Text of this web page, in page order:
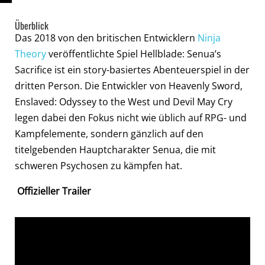
Überblick
Das 2018 von den britischen Entwicklern Ninja
Theoryveröffentlichte Spiel Hellblade: Senua’s
Sacrifice ist ein story-basiertes Abenteuerspiel in der
dritten Person. Die Entwickler von Heavenly Sword,
Enslaved: Odyssey to the West und Devil May Cry
legen dabei den Fokus nicht wie üblich auf RPG- und
Kampfelemente, sondern gänzlich auf den
titelgebenden Hauptcharakter Senua, die mit
schweren Psychosen zu kämpfen hat.
Offizieller Trailer